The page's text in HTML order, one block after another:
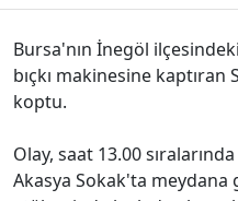
Bursa'nın İnegöl
bıçkı makinesine kaptıran
koptu.
Olay, saat 13.00
Akasya Sokak'ta meydana